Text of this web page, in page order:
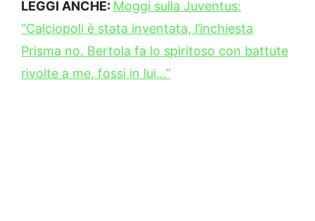
LEGGI ANCHE: Moggi sulla Juventus:
“Calciopoli è stata inventata, l’inchiesta
Prisma no. Bertola fa lo spiritoso con battute
rivolte a me, fossi in lui…”